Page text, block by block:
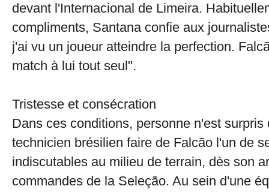
devant l'Internacional de Limeira.
compliments, Santana confie aux
j'ai vu un joueur atteindre la perfection.
match à lui tout seul".
Tristesse et consécration
Dans ces conditions, personne n'est surpris
technicien brésilien faire de Falcão l'un de
indiscutables au milieu de terrain, dès son
commandes de la Seleção. Au sein d'une